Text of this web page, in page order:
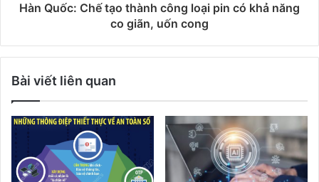
Hàn Quốc: Chế tạo thành công loại pin có khả năng
co giãn, uốn cong
Bài viết liên quan